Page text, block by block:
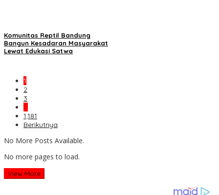
Komunitas Reptil Bandung
Bangun Kesadaran Masyarakat
Lewat Edukasi Satwa
1
2
3
…
1,181
Berikutnya
No More Posts Available.
No more pages to load.
View More